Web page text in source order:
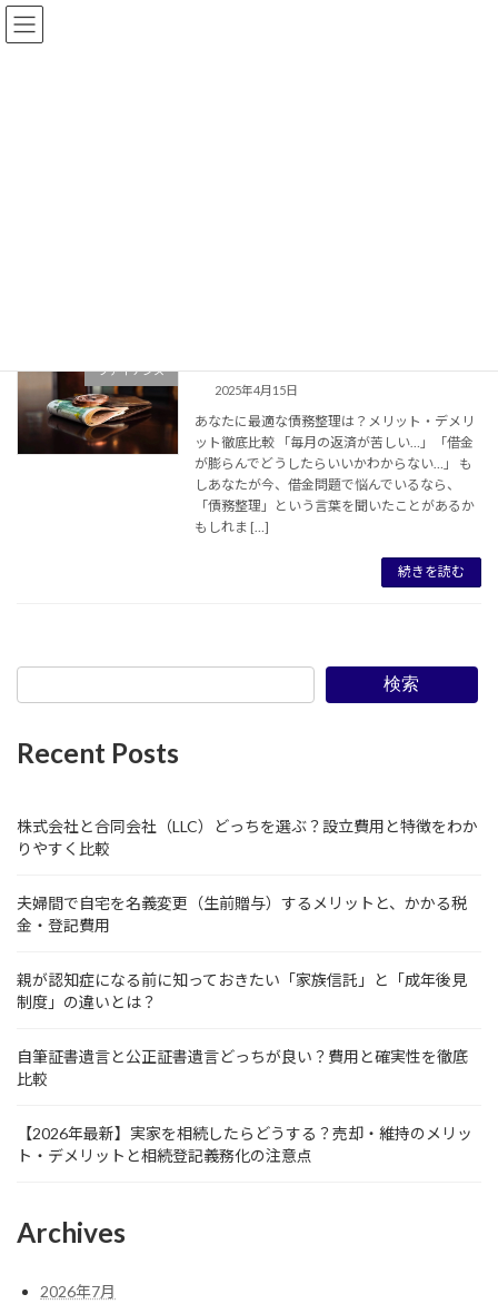
コ
ン
ナ
ビ
ファイナンス
2025年4月15日
あなたに最適な債務整理は？メリット・デメリ
ット徹底比較 「毎月の返済が苦しい…」「借金
が膨らんでどうしたらいいかわからない…」 も
しあなたが今、借金問題で悩んでいるなら、
「債務整理」という言葉を聞いたことがあるか
もしれま […]
続きを読む
検索
Recent Posts
株式会社と合同会社（LLC）どっちを選ぶ？設立費用と特徴をわか
りやすく比較
夫婦間で自宅を名義変更（生前贈与）するメリットと、かかる税
金・登記費用
親が認知症になる前に知っておきたい「家族信託」と「成年後見
制度」の違いとは？
自筆証書遺言と公正証書遺言どっちが良い？費用と確実性を徹底
比較
【2026年最新】実家を相続したらどうする？売却・維持のメリッ
ト・デメリットと相続登記義務化の注意点
Archives
2026年7月